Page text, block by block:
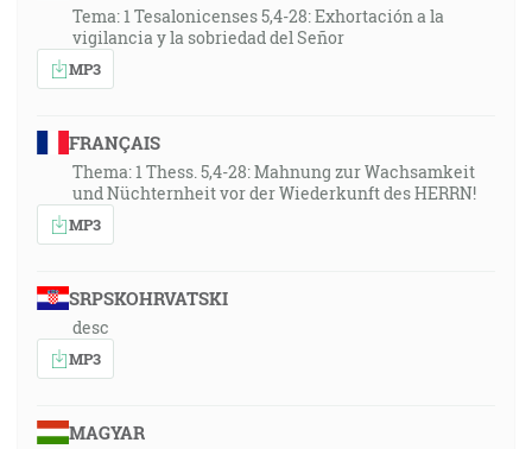
Tema: 1 Tesalonicenses 5,4-28: Exhortación a la
vigilancia y la sobriedad del Señor
MP3
FRANÇAIS
Thema: 1 Thess. 5,4-28: Mahnung zur Wachsamkeit
und Nüchternheit vor der Wiederkunft des HERRN!
MP3
SRPSKOHRVATSKI
desc
MP3
MAGYAR